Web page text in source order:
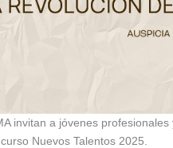
invitan a jóvenes profesionales
Nuevos Talentos 2025.